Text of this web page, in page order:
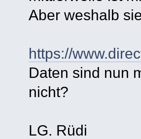
Aber weshalb
https://
Daten sind nun
nicht?
LG. Rüdi